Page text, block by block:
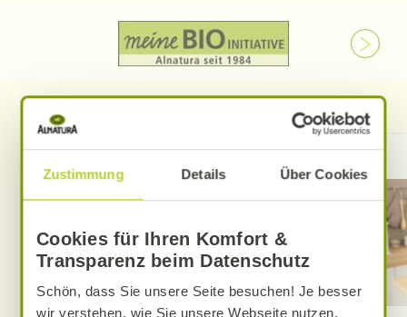
Zustimmung Details Über Cookies
Cookies für Ihren Komfort &
Transparenz beim Datenschutz
Schön, dass Sie unsere Seite besuchen! Je besser
wir verstehen, wie Sie unsere Webseite nutzen,